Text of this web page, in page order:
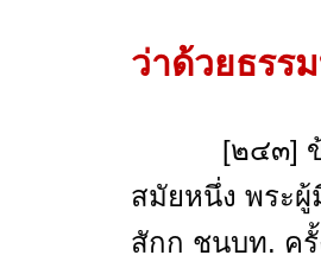
ว่าด้วยธรร
[๒๔๓] ข้าพ
สมัยหนึ่ง พระ
สักก ชนบท. ครั้